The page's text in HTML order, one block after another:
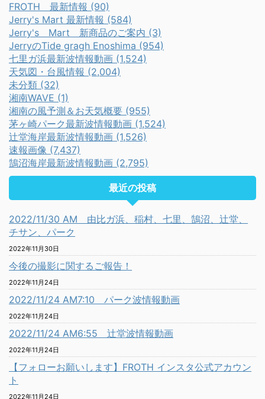
FROTH 最新情報 (90)
Jerry's Mart 最新情報 (584)
Jerry's Mart 新商品のご案内 (3)
JerryのTide gragh Enoshima (954)
七里ガ浜最新波情報動画 (1,524)
天気図・台風情報 (2,004)
未分類 (32)
湘南WAVE (1)
湘南の風予測＆お天気概要 (955)
茅ヶ崎パーク最新波情報動画 (1,524)
辻堂海岸最新波情報動画 (1,526)
速報画像 (7,437)
鵠沼海岸最新波情報動画 (2,795)
最近の投稿
2022/11/30 AM 由比ガ浜、稲村、七里、鵠沼、辻堂、
チサン、パーク
2022年11月30日
今後の撮影に関するご報告！
2022年11月24日
2022/11/24 AM7:10 パーク波情報動画
2022年11月24日
2022/11/24 AM6:55 辻堂波情報動画
2022年11月24日
【フォローお願いします】FROTH インスタ公式アカウン
ト
2022年11月24日